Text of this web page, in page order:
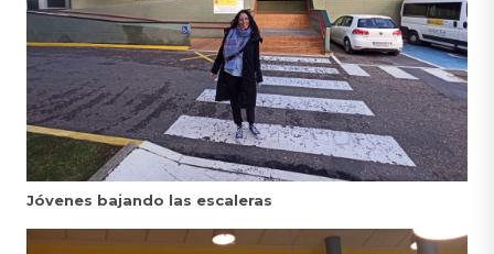
Jóvenes bajando las escaleras